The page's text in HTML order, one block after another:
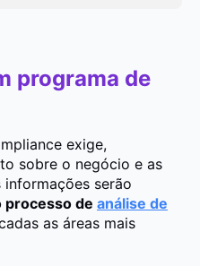
programa de
exige,
sobre o negócio e as
informações serão
processo de análise de
as áreas mais